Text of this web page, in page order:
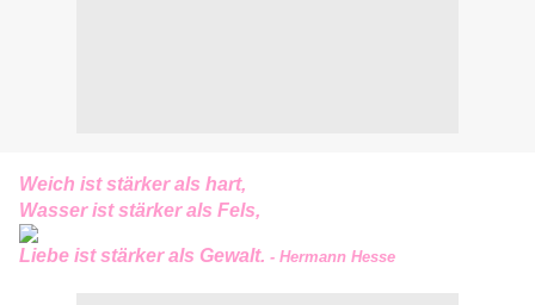
Weich ist stärker als hart,
Wasser ist stärker als Fels,
Liebe ist stärker als Gewalt. - Hermann Hesse